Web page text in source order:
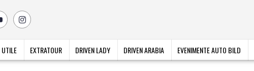
UTILE EXTRATOUR DRIVEN LADY DRIVEN ARABIA EVENIMENTE AUTO BILD